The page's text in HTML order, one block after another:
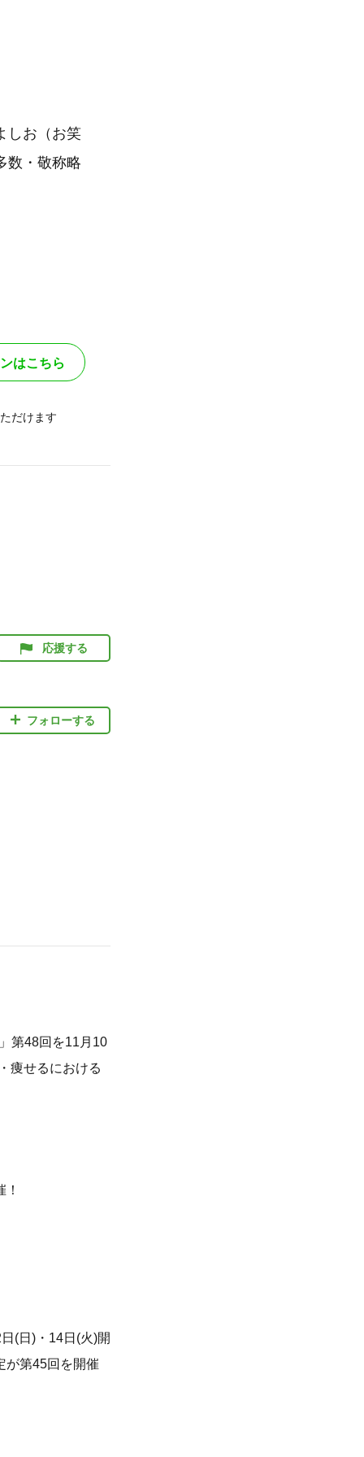
しお（お笑
数・敬称略
はこちら
だけます
応援する
フォローする
第48回を11月10
痩せるにおける
(日)・14日(火)開
が第45回を開催